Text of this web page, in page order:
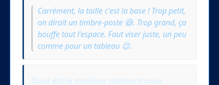
Carrément, la taille c'est la base ! Trop petit,
on dirait un timbre-poste 😅. Trop grand, ça
bouffe tout l'espace. Faut viser juste, un peu
comme pour un tableau 😉.